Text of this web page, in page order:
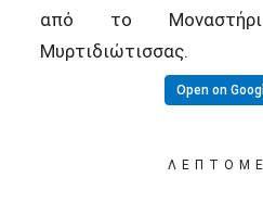
από το
Μυρτιδιώτισσας.
Open on